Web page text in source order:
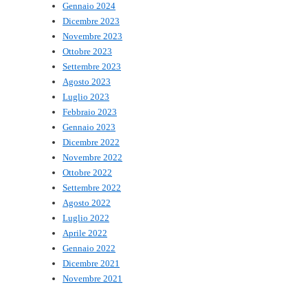
Gennaio 2024
Dicembre 2023
Novembre 2023
Ottobre 2023
Settembre 2023
Agosto 2023
Luglio 2023
Febbraio 2023
Gennaio 2023
Dicembre 2022
Novembre 2022
Ottobre 2022
Settembre 2022
Agosto 2022
Luglio 2022
Aprile 2022
Gennaio 2022
Dicembre 2021
Novembre 2021